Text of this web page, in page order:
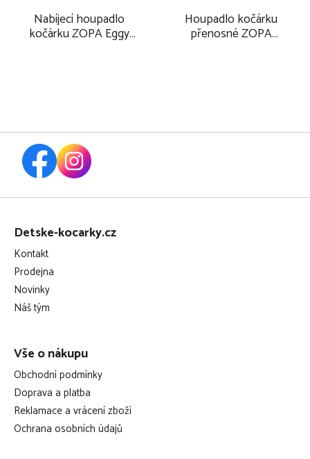
Nabíjecí houpadlo
kočárku ZOPA Eggy
Houpadlo kočárku
přenosné ZOPA
Z
Detske-kocarky.cz
Kontakt
Prodejna
Novinky
Náš tým
Vše o nákupu
Obchodní podmínky
Doprava a platba
Reklamace a vrácení zboží
Ochrana osobních údajů